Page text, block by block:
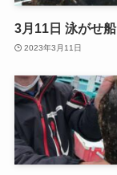
3月11日 泳がせ船
2023年3月11日